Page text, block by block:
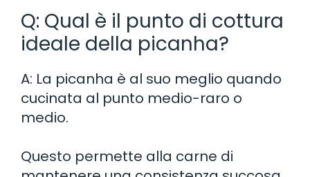
Q: Qual è il punto di cottura
ideale della picanha?
A: La picanha è al suo meglio quando
cucinata al punto medio-raro o
medio.
Questo permette alla carne di